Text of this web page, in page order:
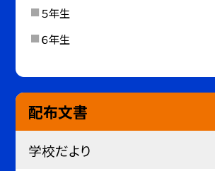
５年生
６年生
配布文書
学校だより